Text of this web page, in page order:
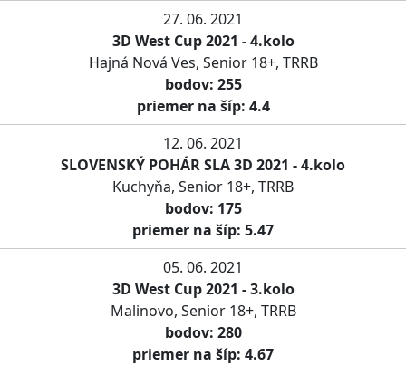
27. 06. 2021
3D West Cup 2021 - 4.kolo
Hajná Nová Ves, Senior 18+, TRRB
bodov: 255
priemer na šíp: 4.4
12. 06. 2021
SLOVENSKÝ POHÁR SLA 3D 2021 - 4.kolo
Kuchyňa, Senior 18+, TRRB
bodov: 175
priemer na šíp: 5.47
05. 06. 2021
3D West Cup 2021 - 3.kolo
Malinovo, Senior 18+, TRRB
bodov: 280
priemer na šíp: 4.67